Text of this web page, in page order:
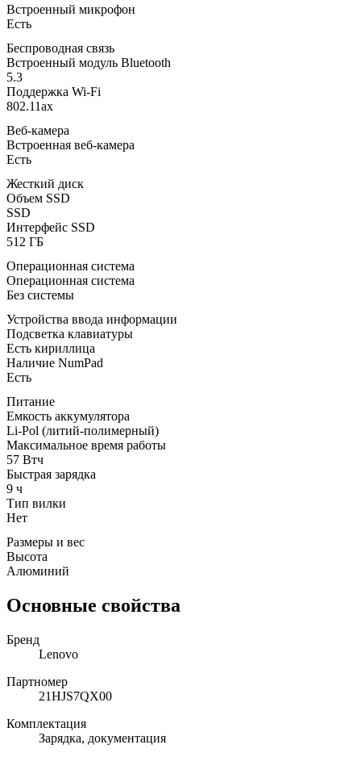
Встроенный микрофон
Есть
Беспроводная связь
Встроенный модуль Bluetooth
5.3
Поддержка Wi-Fi
802.11ax
Веб-камера
Встроенная веб-камера
Есть
Жесткий диск
Объем SSD
SSD
Интерфейс SSD
512 ГБ
Операционная система
Операционная система
Без системы
Устройства ввода информации
Подсветка клавиатуры
Есть кириллица
Наличие NumPad
Есть
Питание
Емкость аккумулятора
Li-Pol (литий-полимерный)
Максимальное время работы
57 Втч
Быстрая зарядка
9 ч
Тип вилки
Нет
Размеры и вес
Высота
Алюминий
Основные свойства
Бренд
Lenovo
Партномер
21HJS7QX00
Комплектация
Зарядка, документация